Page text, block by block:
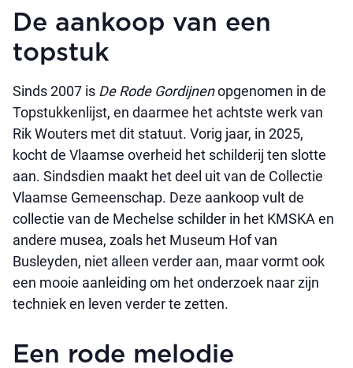
De aankoop van een
topstuk
Sinds 2007 is De Rode Gordijnenopgenomen in de
Topstukkenlijst, en daarmee het achtste werk van
Rik Wouters met dit statuut. Vorig jaar, in 2025,
kocht de Vlaamse overheid het schilderij ten slotte
aan. Sindsdien maakt het deel uit van de Collectie
Vlaamse Gemeenschap. Deze aankoop vult de
collectie van de Mechelse schilder in het KMSKA en
andere musea, zoals het Museum Hof van
Busleyden, niet alleen verder aan, maar vormt ook
een mooie aanleiding om het onderzoek naar zijn
techniek en leven verder te zetten.
Een rode melodie